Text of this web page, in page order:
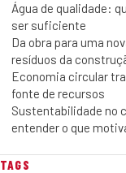
Água de qualidade:
ser suficiente
Da obra para uma
resíduos da
Economia circular
fonte de recursos
Sustentabilidade no
entender o que
TAGS